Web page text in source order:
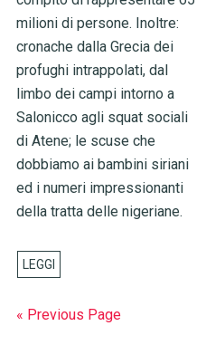
milioni di persone. Inoltre:
cronache dalla Grecia dei
profughi intrappolati, dal
limbo dei campi intorno a
Salonicco agli squat sociali
di Atene; le scuse che
dobbiamo ai bambini siriani
ed i numeri impressionanti
della tratta delle nigeriane.
« Previous Page